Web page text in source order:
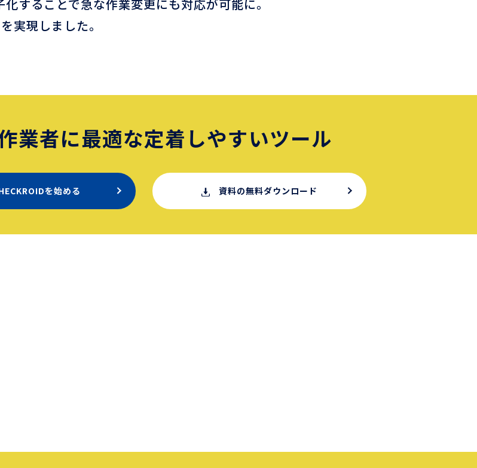
することで急な作業変更にも対応が可能に。
実現しました。
業者に最適な定着しやすいツール
を始める 資料の無料ダウンロード